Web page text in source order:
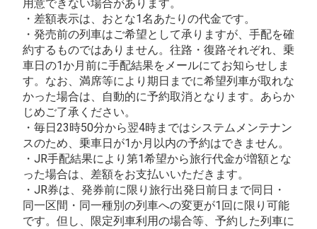
用意できない場合があります。
・差額表示は、おとな1名あたりの代金です。
・発売前の列車はご希望として承りますが、手配を確
約するものではありません。往路・復路それぞれ、乗
車日の1か月前に手配結果をメールにてお知らせしま
す。なお、満席等により期日までに希望列車が取れな
かった場合は、自動的に予約取消となります。あらか
じめご了承ください。
・毎日23時50分から翌4時まではシステムメンテナン
スのため、乗車日が1か月以内の予約はできません。
・JR手配結果により第1希望から旅行代金が増額とな
った場合は、差額をお支払いいただきます。
・JR券は、発券前に限り旅行出発日前日まで同日・
同一区間・同一種別の列車への変更が1回に限り可能
です。但し、限定列車利用の場合等、予約した列車に